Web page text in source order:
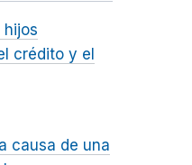
hijos
crédito y el
causa de una